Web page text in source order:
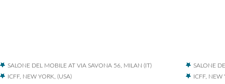
SALONE DEL MOBILE AT VIA SAVONA 56, MILAN (IT)
ICFF, NEW YORK, (USA)
SALONE
ICFF, NEW